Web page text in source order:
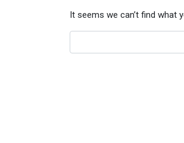
It seems we can’t find what